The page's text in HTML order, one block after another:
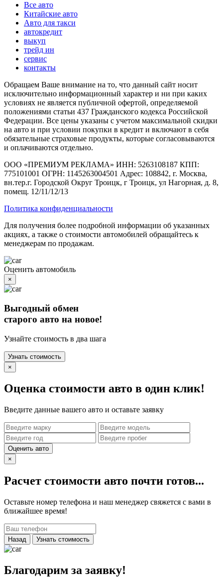
Все авто
Китайские авто
Авто для такси
автокредит
выкуп
трейд ин
сервис
контакты
Обращаем Ваше внимание на то, что данный сайт носит
исключительно информационный характер и ни при каких
условиях не является публичной офертой, определяемой
положениями статьи 437 Гражданского кодекса Российской
Федерации. Все цены указаны с учетом максимальной скидки
на авто и при условии покупки в кредит и включают в себя
обязательные страховые продукты, которые согласовываются
и оплачиваются отдельно.
ООО «ПРЕМИУМ РЕКЛАМА» ИНН: 5263108187 КПП:
775101001 ОГРН: 1145263004501 Адрес: 108842, г. Москва,
вн.тер.г. Городской Округ Троицк, г Троицк, ул Нагорная, д. 8,
помещ. 12/11/12/13
Политика конфиденциальности
Для получения более подробной информации об указанных
акциях, а также о стоимости автомобилей обращайтесь к
менеджерам по продажам.
Оценить автомобиль
×
Выгодный обмен
старого авто на новое!
Узнайте стоимость в два шага
Узнать стоимость
×
Оценка стоимости авто в один клик!
Введите данные вашего авто и оставьте заявку
Оценить авто
×
Расчет стоимости авто почти готов...
Оставьте номер телефона и наш менеджер свяжется с вами в
ближайшее время!
Назад Узнать стоимость
Благодарим за заявку!